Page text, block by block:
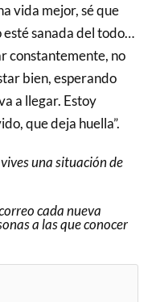
vida mejor, sé que
esté sanada del todo…
constantemente, no
bien, esperando
a llegar. Estoy
que deja huella”.
una situación de
cada nueva
a las que conocer